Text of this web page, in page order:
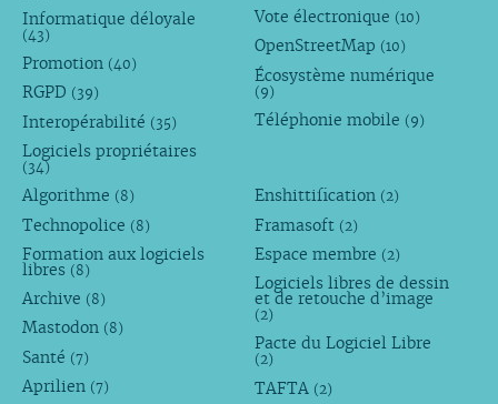
Informatique déloyale
(43)
Promotion (40)
RGPD (39)
Interopérabilité (35)
Logiciels propriétaires
(34)
Vote électronique (10)
OpenStreetMap (10)
Écosystème numérique
(9)
Téléphonie mobile (9)
Algorithme (8)
Technopolice (8)
Formation aux logiciels
libres (8)
Archive (8)
Mastodon (8)
Santé (7)
Aprilien (7)
Enshittification (2)
Framasoft (2)
Espace membre (2)
Logiciels libres de dessin
et de retouche d’image
(2)
Pacte du Logiciel Libre
(2)
TAFTA (2)